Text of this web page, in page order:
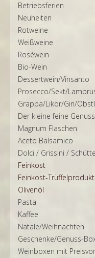
Betriebsferien
Neuheiten
Rotweine
Weißweine
Roséwein
Bio-Wein
Dessertwein/Vinsanto
Prosecco/Sekt/
Grappa/Likör/Gin/
Der kleine feine
Magnum Flaschen
Aceto Balsamico
Dolci / Grissini /
Feinkost
Feinkost-
Olivenöl
Pasta
Kaffee
Natale/Weihnachten
Geschenke/Genuss-
Weinboxen mit